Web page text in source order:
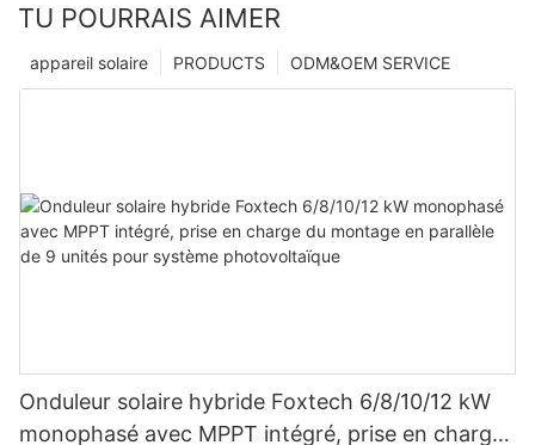
TU POURRAIS AIMER
ODM&OEM SERVICE
PRODUCTS
appareil solaire
Onduleur solaire hybride Foxtech 6/8/10/12 kW
monophasé avec MPPT intégré, prise en charge